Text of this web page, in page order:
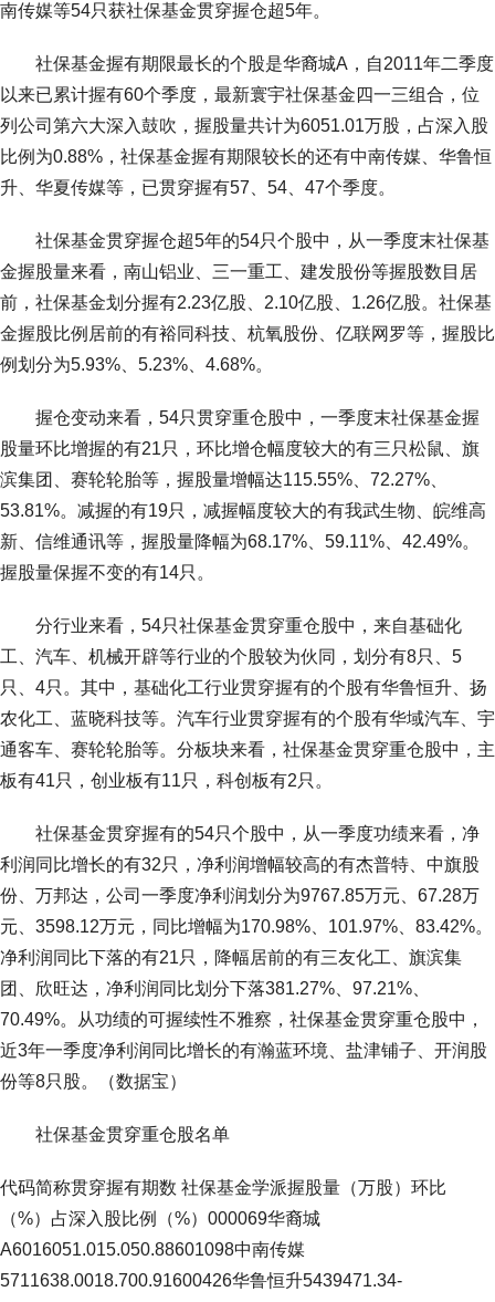
南传媒等54只获社保基金贯穿握仓超5年。
社保基金握有期限最长的个股是华裔城A，自2011年二季度
以来已累计握有60个季度，最新寰宇社保基金四一三组合，位
列公司第六大深入鼓吹，握股量共计为6051.01万股，占深入股
比例为0.88%，社保基金握有期限较长的还有中南传媒、华鲁恒
升、华夏传媒等，已贯穿握有57、54、47个季度。
社保基金贯穿握仓超5年的54只个股中，从一季度末社保基
金握股量来看，南山铝业、三一重工、建发股份等握股数目居
前，社保基金划分握有2.23亿股、2.10亿股、1.26亿股。社保基
金握股比例居前的有裕同科技、杭氧股份、亿联网罗等，握股比
例划分为5.93%、5.23%、4.68%。
握仓变动来看，54只贯穿重仓股中，一季度末社保基金握
股量环比增握的有21只，环比增仓幅度较大的有三只松鼠、旗
滨集团、赛轮轮胎等，握股量增幅达115.55%、72.27%、
53.81%。减握的有19只，减握幅度较大的有我武生物、皖维高
新、信维通讯等，握股量降幅为68.17%、59.11%、42.49%。
握股量保握不变的有14只。
分行业来看，54只社保基金贯穿重仓股中，来自基础化
工、汽车、机械开辟等行业的个股较为伙同，划分有8只、5
只、4只。其中，基础化工行业贯穿握有的个股有华鲁恒升、扬
农化工、蓝晓科技等。汽车行业贯穿握有的个股有华域汽车、宇
通客车、赛轮轮胎等。分板块来看，社保基金贯穿重仓股中，主
板有41只，创业板有11只，科创板有2只。
社保基金贯穿握有的54只个股中，从一季度功绩来看，净
利润同比增长的有32只，净利润增幅较高的有杰普特、中旗股
份、万邦达，公司一季度净利润划分为9767.85万元、67.28万
元、3598.12万元，同比增幅为170.98%、101.97%、83.42%。
净利润同比下落的有21只，降幅居前的有三友化工、旗滨集
团、欣旺达，净利润同比划分下落381.27%、97.21%、
70.49%。从功绩的可握续性不雅察，社保基金贯穿重仓股中，
近3年一季度净利润同比增长的有瀚蓝环境、盐津铺子、开润股
份等8只股。（数据宝）
社保基金贯穿重仓股名单
代码简称贯穿握有期数 社保基金学派握股量（万股）环比
（%）占深入股比例（%）000069华裔城
A6016051.015.050.88601098中南传媒
5711638.0018.700.91600426华鲁恒升5439471.34-